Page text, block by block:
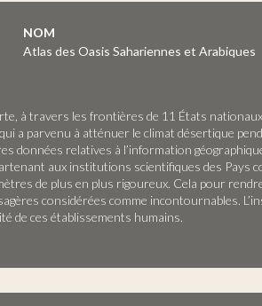
NOM
Atlas des Oasis Sahariennes et Arabiques
à travers les frontières de 11 États
a parvenu à atténuer le climat désertique
données relatives à l’information
aux institutions scientifiques des Pays
de plus en plus rigoureux. Cela pour
considérées comme incontournables.
de ces établissements humains.